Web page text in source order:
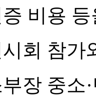
비용
회 참가
장 중소